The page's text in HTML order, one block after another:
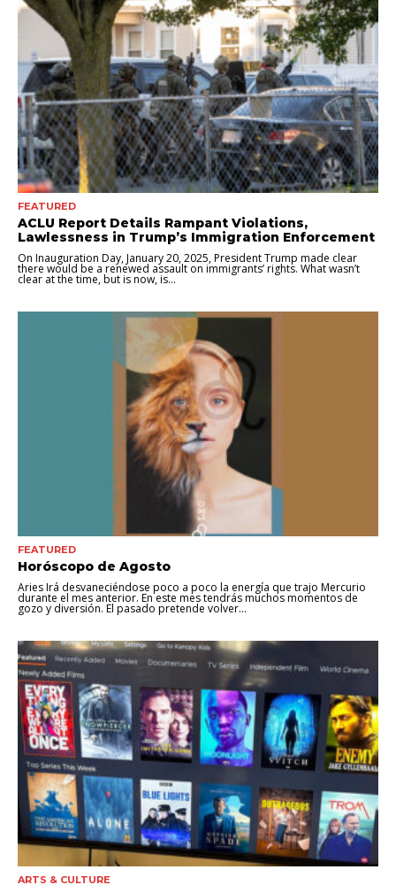
FEATURED
ACLU Report Details Rampant Violations,
Lawlessness in Trump’s Immigration Enforcement
On Inauguration Day, January 20, 2025, President Trump made clear
there would be a renewed assault on immigrants’ rights. What wasn’t
clear at the time, but is now, is...
FEATURED
Horóscopo de Agosto
Aries Irá desvaneciéndose poco a poco la energía que trajo Mercurio
durante el mes anterior. En este mes tendrás muchos momentos de
gozo y diversión. El pasado pretende volver...
ARTS & CULTURE